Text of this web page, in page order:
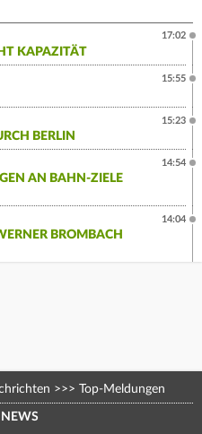
KAPAZITÄT
17:02
15:55
BERLIN
15:23
AN BAHN-ZIELE
14:54
BROMBACH
14:04
>>> Top-Meldungen
NEWS